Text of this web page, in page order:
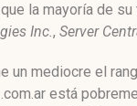
la mayoría de
Inc., Server
un mediocre el
está